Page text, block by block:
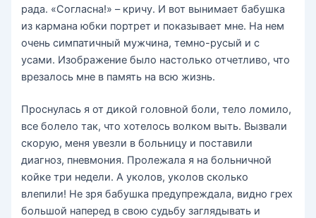
рада. «Согласна!» – кричу. И вот вынимает бабушка
из кармана юбки портрет и показывает мне. На нем
очень симпатичный мужчина, темно-русый и с
усами. Изображение было настолько отчетливо, что
врезалось мне в память на всю жизнь.
Проснулась я от дикой головной боли, тело ломило,
все болело так, что хотелось волком выть. Вызвали
скорую, меня увезли в больницу и поставили
диагноз, пневмония. Пролежала я на больничной
койке три недели. А уколов, уколов сколько
влепили! Не зря бабушка предупреждала, видно грех
большой наперед в свою судьбу заглядывать и